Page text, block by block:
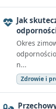
Jak
Okres
n...
Zdrowie i